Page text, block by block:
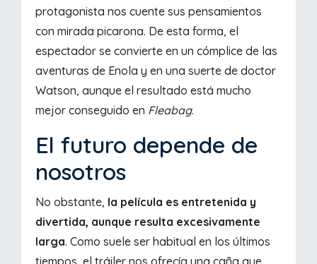
protagonista nos cuente sus pensamientos
con mirada picarona. De esta forma, el
espectador se convierte en un cómplice de las
aventuras de Enola y en una suerte de doctor
Watson, aunque el resultado está mucho
mejor conseguido en Fleabag.
El futuro depende de
nosotros
No obstante, la película es entretenida y
divertida, aunque resulta excesivamente
larga. Como suele ser habitual en los últimos